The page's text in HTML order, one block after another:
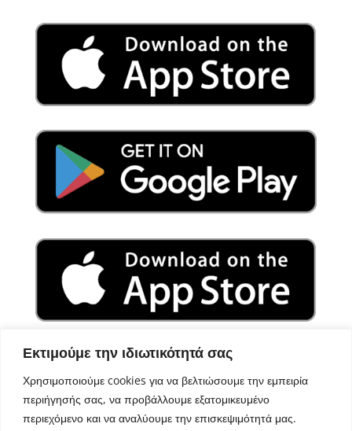
Εκτιμούμε την ιδιωτικότητά σας
Χρησιμοποιούμε cookies για να βελτιώσουμε την εμπειρία
περιήγησής σας, να προβάλλουμε εξατομικευμένο
περιεχόμενο και να αναλύουμε την επισκεψιμότητά μας.